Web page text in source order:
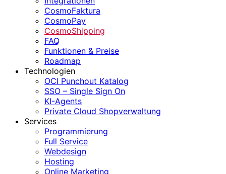
CosmoFaktura
CosmoPay
CosmoShipping
FAQ
Funktionen & Preise
Roadmap
Technologien
OCI Punchout Katalog
SSO – Single Sign On
KI-Agents
Private Cloud Shopverwaltung
Services
Programmierung
Full Service
Webdesign
Hosting
Online Marketing